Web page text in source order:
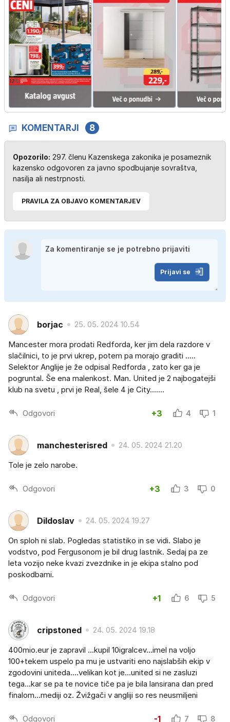
KOMENTARJI 8
Opozorilo: 297. členu Kazenskega zakonika je posameznik
kazensko odgovoren za javno spodbujanje sovraštva,
nasilja ali nestrpnosti.
PRAVILA ZA OBJAVO KOMENTARJEV
Prijavi se
borjac 25. 05. 2024 10.54
Mancester mora prodati Redforda, ker jim dela razdore v
slačilnici, to je prvi ukrep, potem pa morajo graditi .....
Selektor Anglije je že odpisal Redforda , zato ker ga je
pogruntal. Še ena malenkost. Man. United je 2 najbogatejši
klub na svetu , prvi je Real, šele 4 je City.......
Odgovori +3 4 1
manchesterisred 24. 05. 2024 21.20
Tole je zelo narobe.
Odgovori +3 3 0
Dildoslav 24. 05. 2024 19.27
On sploh ni slab. Pogledas statistiko in se vidi. Slabo je
vodstvo, pod Fergusonom je bil drug lastnik. Sedaj pa ze
leta vozijo neke kvazi zvezdnike in je ekipa stalno pod
poskodbami.
Odgovori +1 6 5
cripstoned 24. 05. 2024 19.18
400mio.eur je zapravil ...kupil 10igralcev...imel na voljo
100+tekem uspelo pa mu je ustvariti eno najslabših ekip v
zgodovini uniteda....velikan kot je...united si ne zasluzi
tega...kar se pa te novice tiče pa je bila lansirana dan pred
finalom...mediji oz. Žvižgači v angliji so res neusmiljeni
Odgovori -1 7 8